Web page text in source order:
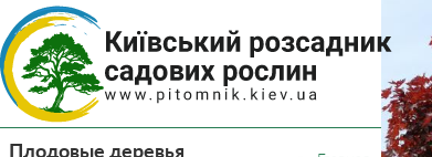
Плодовые деревья